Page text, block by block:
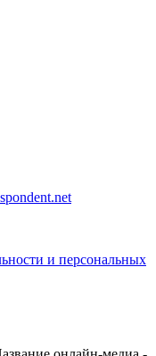
и персональных